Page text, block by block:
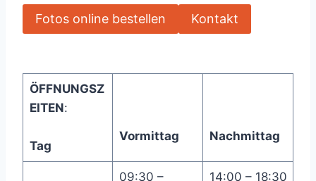
Fotos online bestellen Kontakt
ÖFFNUNGSZ
EITEN:
Tag
Vormittag Nachmittag
09:30 –
14:00 – 18:30